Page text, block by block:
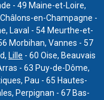
- 49 Maine-et-Loire,
en-Champagne -
Laval - 54 Meurthe-et-
Morbihan, Vannes - 57
Lille - 60 Oise, Beauvais
- 63 Puy-de-Dôme,
Pau - 65 Hautes-
Perpignan - 67 Bas-